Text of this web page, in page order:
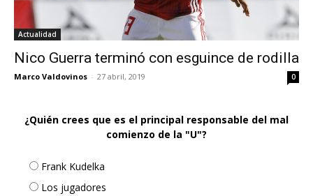
Actualidad
Nico Guerra terminó con esguince de rodilla
Marco Valdovinos - 27 abril, 2019 0
¿Quién crees que es el principal responsable del mal
comienzo de la "U"?
Frank Kudelka
Los jugadores